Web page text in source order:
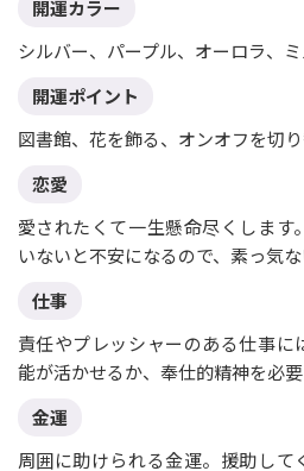
開運カラー
シルバー、パープル、オーロラ、
開運ポイント
図書館、花を飾る、オンオフを切
恋愛
愛されたくて一生懸命尽くします
いないと不安になるので、素っ気
仕事
責任やプレッシャーのある仕事に
能が活かせるか、奉仕的精神を必
金運
周囲に助けられる金運。援助して